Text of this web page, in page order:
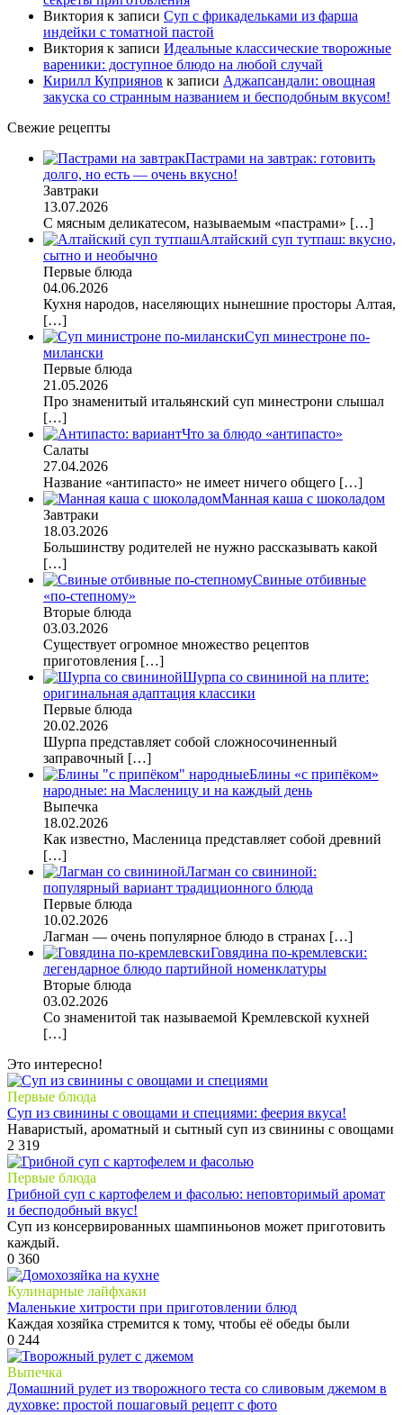
Виктория к записи Суп с фрикадельками из фарша
индейки с томатной пастой
Виктория к записи Идеальные классические творожные
вареники: доступное блюдо на любой случай
Кирилл Куприянов к записи Аджапсандали: овощная
закуска со странным названием и бесподобным вкусом!
Свежие рецепты
Пастрами на завтрак: готовить
долго, но есть — очень вкусно!
Завтраки
13.07.2026
С мясным деликатесом, называемым «пастрами» […]
Алтайский суп тутпаш: вкусно,
сытно и необычно
Первые блюда
04.06.2026
Кухня народов, населяющих нынешние просторы Алтая,
[…]
Суп минестроне по-
милански
Первые блюда
21.05.2026
Про знаменитый итальянский суп минестрони слышал
[…]
Что за блюдо «антипасто»
Салаты
27.04.2026
Название «антипасто» не имеет ничего общего […]
Манная каша с шоколадом
Завтраки
18.03.2026
Большинству родителей не нужно рассказывать какой
[…]
Свиные отбивные
«по-степному»
Вторые блюда
03.03.2026
Существует огромное множество рецептов
приготовления […]
Шурпа со свининой на плите:
оригинальная адаптация классики
Первые блюда
20.02.2026
Шурпа представляет собой сложносочиненный
заправочный […]
Блины «с припёком»
народные: на Масленицу и на каждый день
Выпечка
18.02.2026
Как известно, Масленица представляет собой древний
[…]
Лагман со свининой:
популярный вариант традиционного блюда
Первые блюда
10.02.2026
Лагман — очень популярное блюдо в странах […]
Говядина по-кремлевски:
легендарное блюдо партийной номенклатуры
Вторые блюда
03.02.2026
Со знаменитой так называемой Кремлевской кухней
[…]
Это интересно!
Первые блюда
Суп из свинины с овощами и специями: феерия вкуса!
Наваристый, ароматный и сытный суп из свинины с овощами
2 319
Первые блюда
Грибной суп с картофелем и фасолью: неповторимый аромат
и бесподобный вкус!
Суп из консервированных шампиньонов может приготовить
каждый.
0 360
Кулинарные лайфхаки
Маленькие хитрости при приготовлении блюд
Каждая хозяйка стремится к тому, чтобы её обеды были
0 244
Выпечка
Домашний рулет из творожного теста со сливовым джемом в
духовке: простой пошаговый рецепт с фото